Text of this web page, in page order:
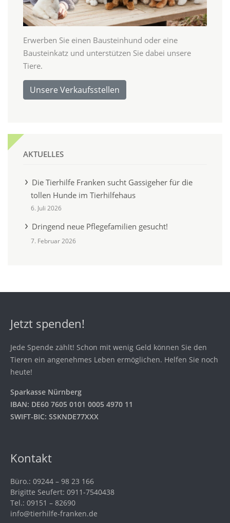
Erwerben Sie einen Bausteinhund oder eine
Bausteinkatz und unterstützen Sie dabei unsere
Tiere.
Unsere Verkaufsstellen
AKTUELLES
Die Tierhilfe Franken sucht Gassigeher für die
tollen Hunde im Tierhilfehaus
6. Juli 2026
Dringend neue Pflegefamilien gesucht!
7. Februar 2026
Jetzt spenden!
Jede Spende zählt! Schon mit wenig Geld können Sie den
Tieren ein angenehmes Leben ermöglichen. Helfen Sie noch
heute!
Sparkasse Nürnberg
IBAN: DE60 7605 0101 0005 4970 11
SWIFT-BIC: SSKNDE77XXX
Kontakt
Büro.: 09244 – 98 23 166
Brigitte Seufert: 0911-7540438
Tel.: 09151 – 82690
info@tierhilfe-franken.de